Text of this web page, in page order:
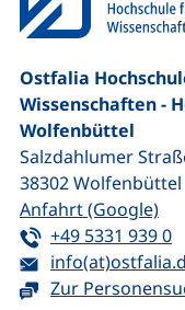
Ostfalia
Wissenschaften -
Wolfenbüttel
Salzdahlumer
38302Wolfenbüttel
Anfahrt (Google)
Tel:
+49 5331 939 0
E-Mail:
Zur